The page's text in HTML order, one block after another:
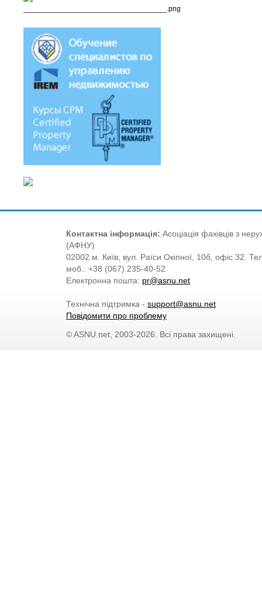
Контактна інформація: Асоціація фахівців з
(АФНУ)
02002 м. Київ, вул. Раїси Окіпної, 10б, офіс 32.
моб.: +38 (067) 235-40-52
Електронна пошта: pr@asnu.net
Технічна підтримка - support@asnu.net
Повідомити про проблему
© ASNU.net, 2003-2026. Всі права захищені.